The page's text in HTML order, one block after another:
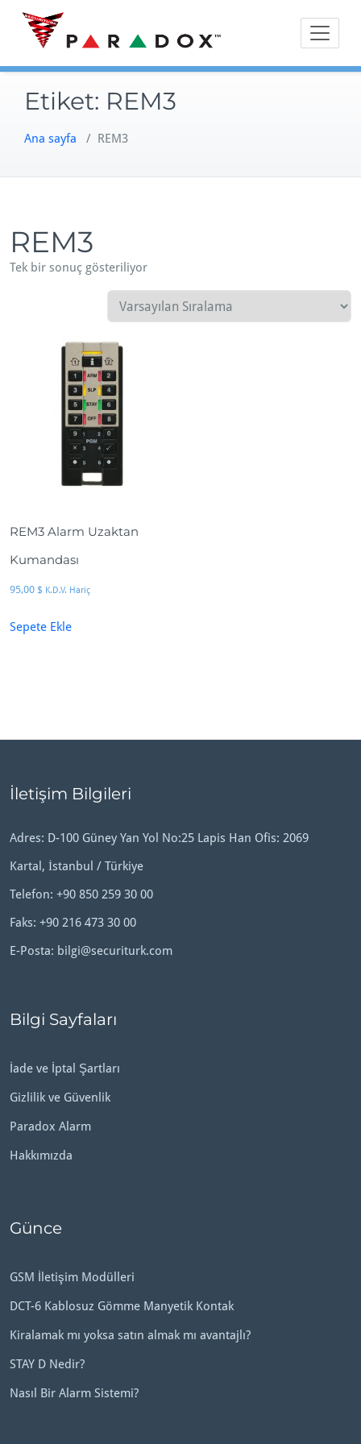
Skip
content
Etiket: REM3
Ana sayfa / REM3
REM3
Tek bir sonuç gösteriliyor
REM3 Alarm Uzaktan
Kumandası
95,00 $ K.D.V. Hariç
Sepete Ekle
İletişim Bilgileri
Adres: D-100 Güney Yan Yol No:25 Lapis Han Ofis: 2069
Kartal, İstanbul / Türkiye
Telefon: +90 850 259 30 00
Faks: +90 216 473 30 00
E-Posta: bilgi@securiturk.com
Bilgi Sayfaları
İade ve İptal Şartları
Gizlilik ve Güvenlik
Paradox Alarm
Hakkımızda
Günce
GSM İletişim Modülleri
DCT-6 Kablosuz Gömme Manyetik Kontak
Kiralamak mı yoksa satın almak mı avantajlı?
STAY D Nedir?
Nasıl Bir Alarm Sistemi?